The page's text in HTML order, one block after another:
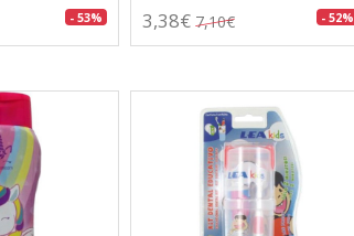
- 53% 3,38€ 7,10€ - 52%